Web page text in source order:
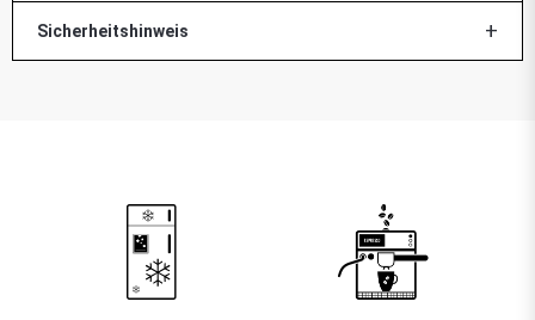
Sicherheitshinweis